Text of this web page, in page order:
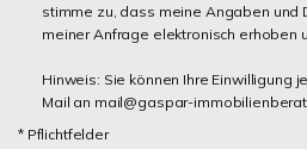
stimme zu, dass meine Angaben und
meiner Anfrage elektronisch erhoben
Hinweis: Sie können Ihre Einwilligung
Mail an mail@gaspar-
* Pflichtfelder